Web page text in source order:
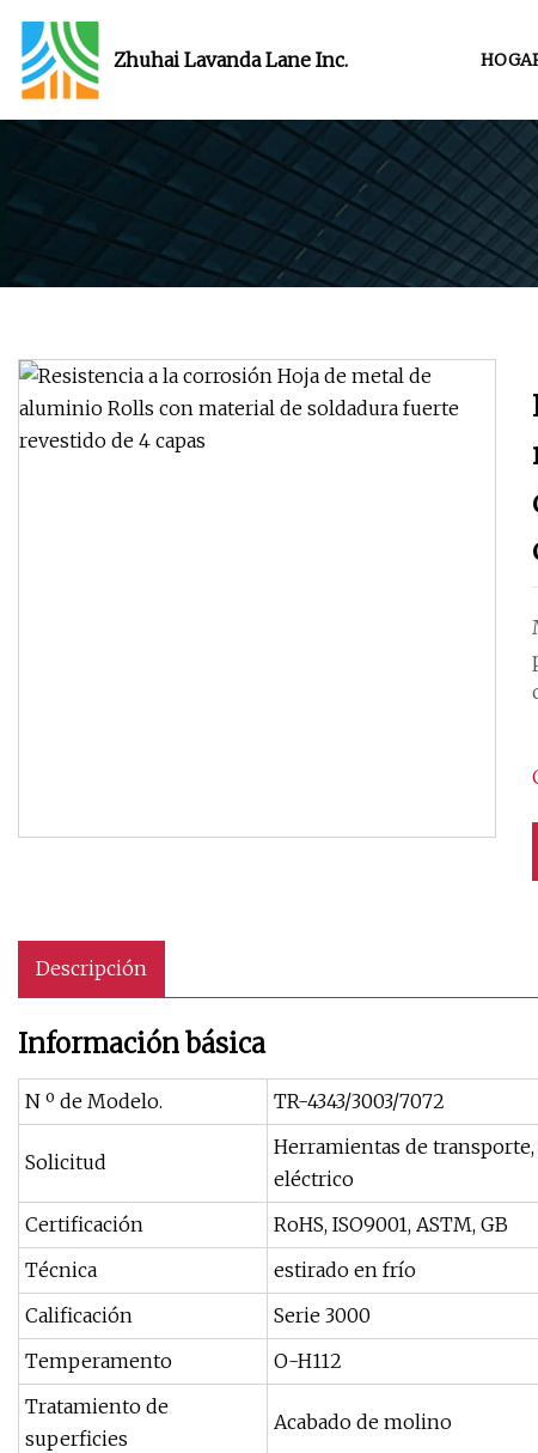
Zhuhai Lavanda Lane Inc.
Descripción
Información básica
N º de Modelo. TR-4343/3003/7072
Solicitud
Herramientas de
eléctrico
Certificación
RoHS, ISO9001, ASTM, GB
Técnica
estirado en frío
Calificación
Serie 3000
Temperamento
O-H112
Tratamiento de
superficies
Acabado de molino